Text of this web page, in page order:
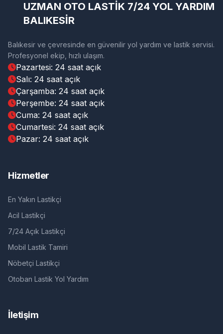
UZMAN OTO LASTİK 7/24 YOL YARDIM
BALIKESİR
Balıkesir ve çevresinde en güvenilir yol yardım ve lastik servisi.
Profesyonel ekip, hızlı ulaşım.
Pazartesi: 24 saat açık
Salı: 24 saat açık
Çarşamba: 24 saat açık
Perşembe: 24 saat açık
Cuma: 24 saat açık
Cumartesi: 24 saat açık
Pazar: 24 saat açık
Hizmetler
En Yakın Lastikçi
Acil Lastikçi
7/24 Açık Lastikçi
Mobil Lastik Tamiri
Nöbetçi Lastikçi
Otoban Lastik Yol Yardım
İletişim